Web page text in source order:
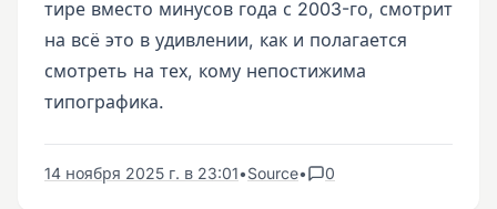
тире вместо минусов года с 2003-го, смотрит
на всё это в удивлении, как и полагается
смотреть на тех, кому непостижима
типографика.
14 ноября 2025 г. в 23:01•Source• 0